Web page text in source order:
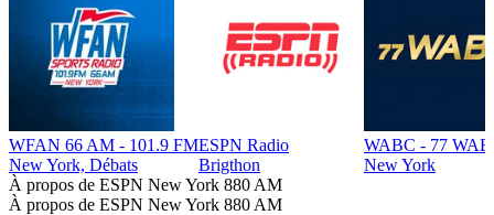
WFAN 66 AM - 101.9 FM
New York, Débats
ESPN Radio
Brigthon
WABC - 77
New York
À propos de ESPN New York 880 AM
À propos de ESPN New York 880 AM